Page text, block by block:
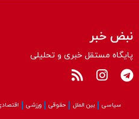
پایگاه مستقل خبری و تحلیلی
سیاسی بین الملل